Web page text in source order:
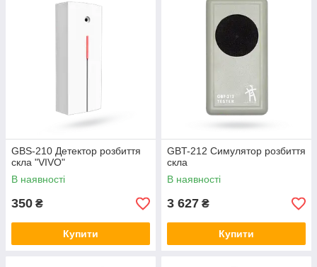
GBS-210 Детектор розбиття
скла "VIVO"
В наявності
350 ₴
Купити
GBT-212 Симулятор розбиття
скла
В наявності
3 627 ₴
Купити